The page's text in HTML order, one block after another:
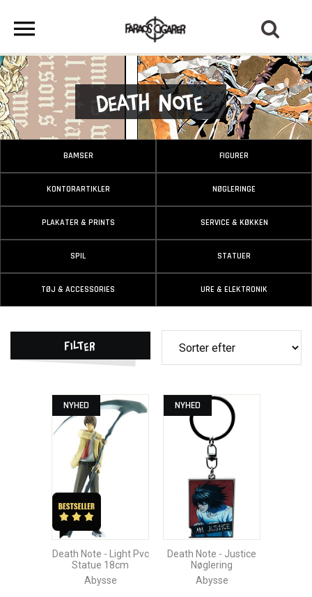
Death Note
BAMSER FIGURER
KONTORARTIKLER NØGLERINGE
PLAKATER & PRINTS SERVICE & KØKKEN
SPIL STATUER
TØJ & ACCESSORIES URE & ELEKTRONIK
Filter
NYHED
Death Note - Light Pvc
Statue 18cm
Abysse
NYHED
Death Note - Justice
Nøglering
Abysse